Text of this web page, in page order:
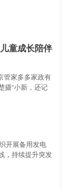
童成长陪伴
管家多多家政有
摄“小新，还记
开展备用发电
，持续提升突发